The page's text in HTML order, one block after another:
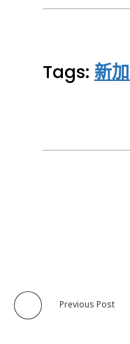
Tags: 新
Previous Post